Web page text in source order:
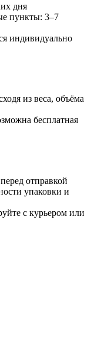
дня
пункты: 3–7
индивидуально
из веса, объёма
бесплатная
отправкой
упаковки и
с курьером или